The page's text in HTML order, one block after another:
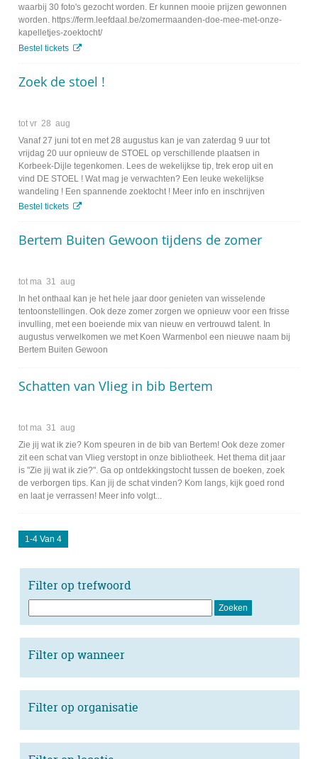
waarbij 30 foto's gezocht worden. Er kunnen mooie prijzen gewonnen
worden. https://ferm.leefdaal.be/zomermaanden-doe-mee-met-onze-
kapelletjes-zoektocht/
Bestel tickets
Zoek de stoel !
tot vr 28 aug
Vanaf 27 juni tot en met 28 augustus kan je van zaterdag 9 uur tot
vrijdag 20 uur opnieuw de STOEL op verschillende plaatsen in
Korbeek-Dijle tegenkomen. Lees de wekelijkse tip, trek erop uit en
vind DE STOEL ! Wat mag je verwachten? Een leuke wekelijkse
wandeling ! Een spannende zoektocht ! Meer info en inschrijven
Bestel tickets
Bertem Buiten Gewoon tijdens de zomer
tot ma 31 aug
In het onthaal kan je het hele jaar door genieten van wisselende
tentoonstellingen. Ook deze zomer zorgen we opnieuw voor een frisse
invulling, met een boeiende mix van nieuw en vertrouwd talent. In
augustus verwelkomen we met Koen Warmenbol een nieuwe naam bij
Bertem Buiten Gewoon
Schatten van Vlieg in bib Bertem
tot ma 31
aug
Zie jij wat ik zie? Kom speuren in de bib van Bertem! Ook deze zomer
zit een schat van Vlieg verstopt in onze bibliotheek. Het thema dit jaar
is "Zie jij wat ik zie?". Ga op ontdekkingstocht tussen de boeken, zoek
de verborgen tips. Kan jij de schat vinden? Kom langs, kijk goed rond
en laat je verrassen! Meer info volgt...
1-4 Van 4
Filter op trefwoord
Filter op wanneer
Filter op organisatie